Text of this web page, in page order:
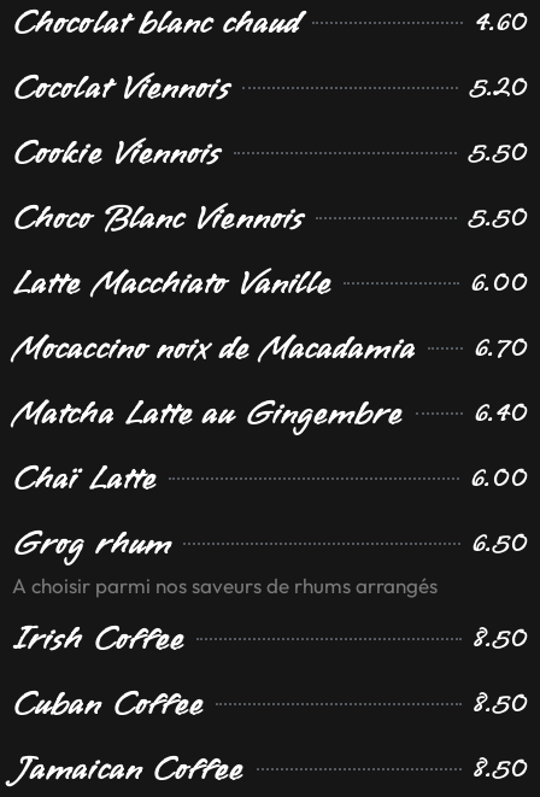
Chocolat blanc chaud 4.60
Cocolat Viennois 5.20
Cookie Viennois 5.50
Choco Blanc Viennois 5.50
Latte Macchiato Vanille 6.00
Mocaccino noix de Macadamia 6.70
Matcha Latte au Gingembre 6.40
Chaï Latte 6.00
Grog rhum 6.50
A choisir parmi nos saveurs de rhums arrangés
Irish Coffee 8.50
Cuban Coffee 8.50
Jamaican Coffee 8.50